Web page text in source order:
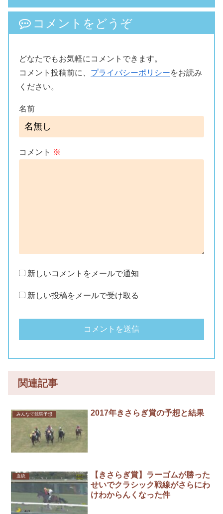
コメントをどうぞ
どなたでもお気軽にコメントできます。
コメント投稿前に、 プライバシーポリシーをお読み
ください。
名前
コメント ※
新しいコメントをメールで通知
新しい投稿をメールで受け取る
関連記事
みんなで競馬予想 2017年きさらぎ賞の予想と結果
血統
【きさらぎ賞】ラーゴムが勝った
せいでクラシック戦線がさらにわ
けわからんくなった件